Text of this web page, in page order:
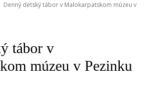
Denný detský tábor v Malokarpatskom múzeu v
tábor v
múzeu v Pezinku